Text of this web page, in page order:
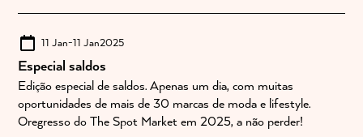
11 Jan-11 Jan2025
Especial saldos
Edição especial de saldos. Apenas um dia, com muitas
oportunidades de mais de 30 marcas de moda e lifestyle.
Oregresso do The Spot Market em 2025, a não perder!